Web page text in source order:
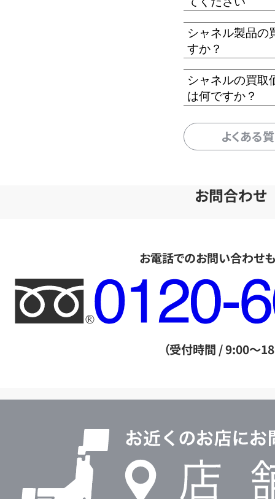
シャネル製品の
すか？
シャネルの買取
は何ですか？
よくある
お問合わせ
お電話でのお問い合わせ
フ
リ
ー
ル
（受付時間 / 9:00～